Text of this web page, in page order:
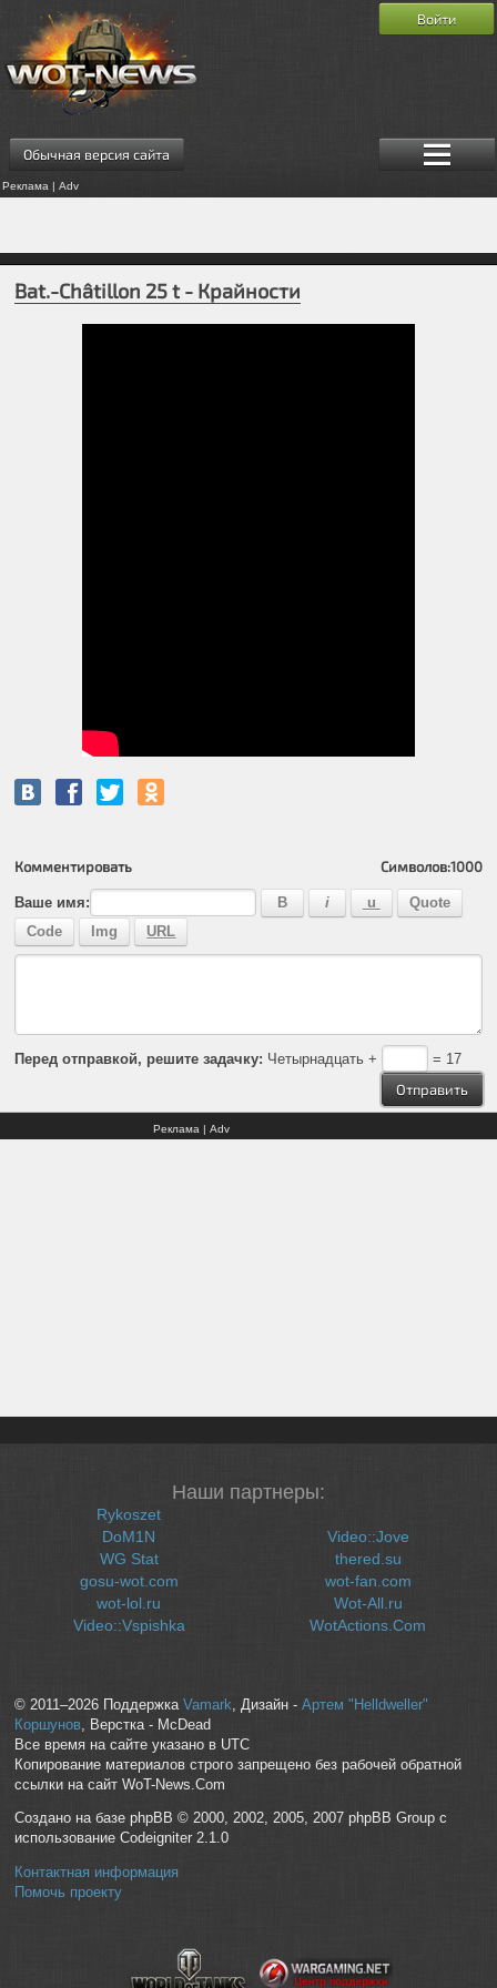
Обычная версия сайта
Реклама | Adv
Войти
Bat.-Châtillon 25 t - Крайности
Комментировать Символов:1000
Ваше имя:
Перед отправкой, решите задачку: Четырнадцать + = 17
Реклама | Adv
Наши партнеры:
Rykoszet
DoM1N
WG Stat
gosu-wot.com
wot-lol.ru
Video::Vspishka
Video::Jove
thered.su
wot-fan.com
Wot-All.ru
WotActions.Com
© 2011–2026 Поддержка Vamark, Дизайн - Артем "Helldweller"
Коршунов, Верстка - McDead
Все время на сайте указано в UTC
Копирование материалов строго запрещено без рабочей обратной
ссылки на сайт WoT-News.Com
Создано на базе phpBB © 2000, 2002, 2005, 2007 phpBB Group с
использование Codeigniter 2.1.0
Контактная информация
Помочь проекту